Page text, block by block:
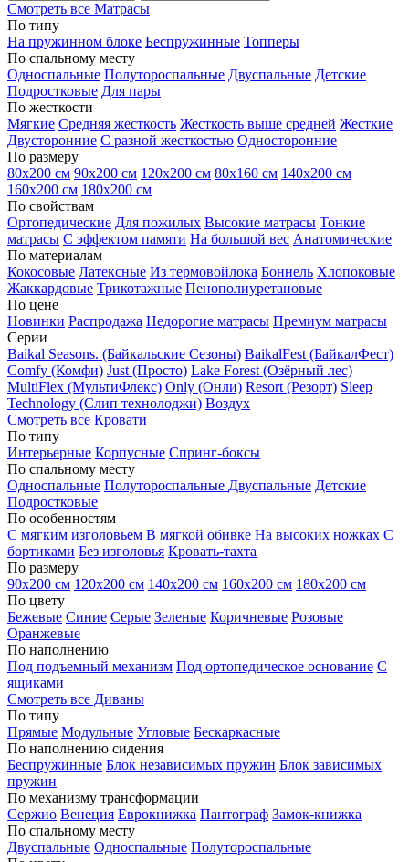
Смотреть все Матрасы
По типу
На пружинном блоке Беспружинные Топперы
По спальному месту
Односпальные Полутороспальные Двуспальные Детские
Подростковые Для пары
По жесткости
Мягкие Средняя жесткость Жесткость выше средней Жесткие
Двусторонние С разной жесткостью Односторонние
По размеру
80х200 см 90х200 см 120х200 см 80х160 см 140х200 см
160х200 см 180х200 см
По свойствам
Ортопедические Для пожилых Высокие матрасы Тонкие
матрасы С эффектом памяти На большой вес Анатомические
По материалам
Кокосовые Латексные Из термовойлока Боннель Хлопоковые
Жаккардовые Трикотажные Пенополиуретановые
По цене
Новинки Распродажа Недорогие матрасы Премиум матрасы
Серии
Baikal Seasons. (Байкальские Сезоны) BaikalFest (БайкалФест)
Comfy (Комфи) Just (Просто) Lake Forest (Озёрный лес)
MultiFlex (МультиФлекс) Only (Онли) Resort (Резорт) Sleep
Technology (Слип технолоджи) Воздух
Смотреть все Кровати
По типу
Интерьерные Корпусные Спринг-боксы
По спальному месту
Односпальные Полутороспальные Двуспальные Детские
Подростковые
По особенностям
С мягким изголовьем В мягкой обивке На высоких ножках С
бортиками Без изголовья Кровать-тахта
По размеру
90х200 см 120х200 см 140х200 см 160х200 см 180х200 см
По цвету
Бежевые Синие Серые Зеленые Коричневые Розовые
Оранжевые
По наполнению
Под подъемный механизм Под ортопедическое основание С
ящиками
Смотреть все Диваны
По типу
Прямые Модульные Угловые Бескаркасные
По наполнению сидения
Беспружинные Блок независимых пружин Блок зависимых
пружин
По механизму трансформации
Сержио Венеция Еврокнижка Пантограф Замок-книжка
По спальному месту
Двуспальные Односпальные Полутороспальные